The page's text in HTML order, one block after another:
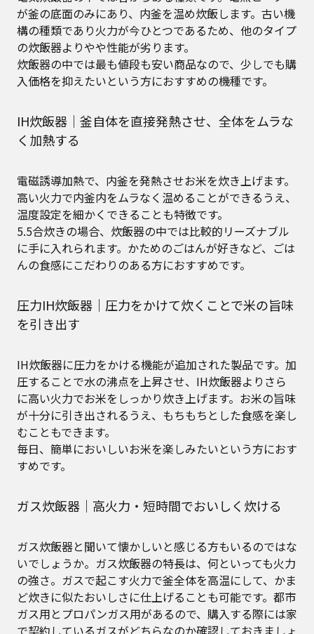
が釜の底面のみにあり、内釜を温め炊飯します。古い機
構の種類であり火力が今ひとつであるため、他のタイプ
の炊飯器よりやや性能が劣ります。
炊飯器の中では最も値段も安い商品なので、少しでも購
入価格を抑えたいという方におすすめの機種です。
IH炊飯器｜釜自体を直接発熱させ、全体をムラな
く加熱する
電磁誘導加熱で、内釜を発熱させお米を炊き上げます。
高い火力で内釜内をムラなく温めることができるうえ、
温度設定を細かくできることも特徴です。
5.5合炊きの場合、炊飯器の中では比較的リーズナブル
に手に入れられます。かためのごはんが好きなど、ごは
んの食感にこだわりのある方におすすめです。
圧力IH炊飯器｜圧力をかけて炊くことで米の旨味
を引き出す
IH炊飯器に圧力をかける機能が追加された製品です。加
圧することで水の沸点を上昇させ、IH炊飯器よりさら
に高い火力でお米をしっかり炊き上げます。お米の旨味
が十分に引き出されるうえ、もちもちとした食感を楽し
むこともできます。
毎日、簡単においしいお米を楽しみたいという方におす
すめです。
ガス炊飯器｜高火力・短時間でおいしく炊ける
ガス炊飯器と聞いて懐かしいと感じる方もいるのではな
いでしょうか。ガス炊飯器の特長は、何といっても火力
の強さ。ガスで起こす火力で釜全体を高温にして、かま
ど炊きに似たおいしさに仕上げることも可能です。都市
ガス用とプロパンガス用があるので、購入する際には家
で契約しているガスがどちらなのか確認しておきましょ